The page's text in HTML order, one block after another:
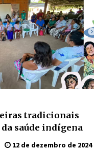
tradicionais
saúde indígena
12 de dezembro de 2024